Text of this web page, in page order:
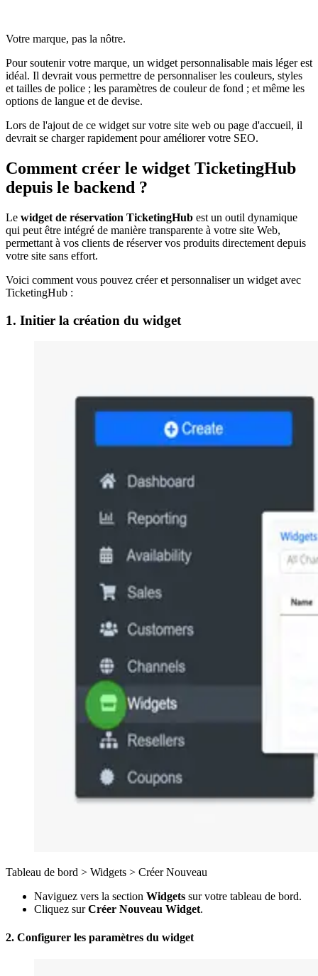
Votre marque, pas la nôtre.
Pour soutenir votre marque, un widget personnalisable mais léger est
idéal. Il devrait vous permettre de personnaliser les couleurs, styles
et tailles de police ; les paramètres de couleur de fond ; et même les
options de langue et de devise.
Lors de l'ajout de ce widget sur votre site web ou page d'accueil, il
devrait se charger rapidement pour améliorer votre SEO.
Comment créer le widget TicketingHub
depuis le backend ?
Le widget de réservation TicketingHub est un outil dynamique
qui peut être intégré de manière transparente à votre site Web,
permettant à vos clients de réserver vos produits directement depuis
votre site sans effort.
Voici comment vous pouvez créer et personnaliser un widget avec
TicketingHub :
1. Initier la création du widget
Tableau de bord > Widgets > Créer Nouveau
Naviguez vers la section Widgets sur votre tableau de bord.
Cliquez surCréer Nouveau Widget.
2. Configurer les paramètres du widget